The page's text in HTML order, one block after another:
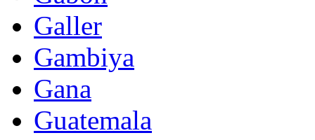
Galler
Gambiya
Gana
Guatemala